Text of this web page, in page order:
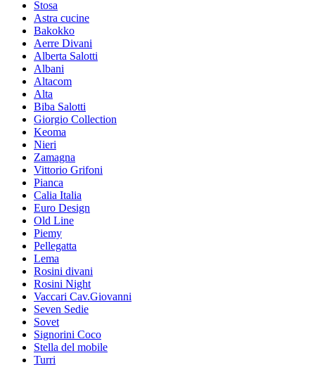
Stosa
Astra cucine
Bakokko
Aerre Divani
Alberta Salotti
Albani
Altacom
Alta
Biba Salotti
Giorgio Collection
Keoma
Nieri
Zamagna
Vittorio Grifoni
Pianca
Calia Italia
Euro Design
Old Line
Piemy
Pellegatta
Lema
Rosini divani
Rosini Night
Vaccari Cav.Giovanni
Seven Sedie
Sovet
Signorini Coco
Stella del mobile
Turri